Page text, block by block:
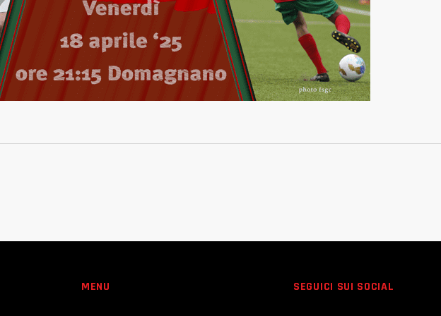
MENU SEGUICI SUI SOCIAL